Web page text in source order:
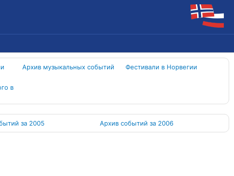
Архив музыкальных событий Фестивали в Норвегии
в
за 2005 Архив событий за 2006